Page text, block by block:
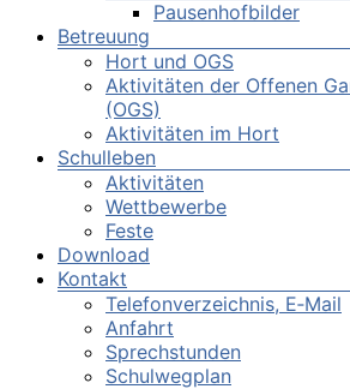
Pausenhofbilder
Betreuung
Hort und OGS
Aktivitäten der Offenen
(OGS)
Aktivitäten im Hort
Schulleben
Aktivitäten
Wettbewerbe
Feste
Download
Kontakt
Telefonverzeichnis, E‑Mail
Anfahrt
Sprechstunden
Schulwegplan